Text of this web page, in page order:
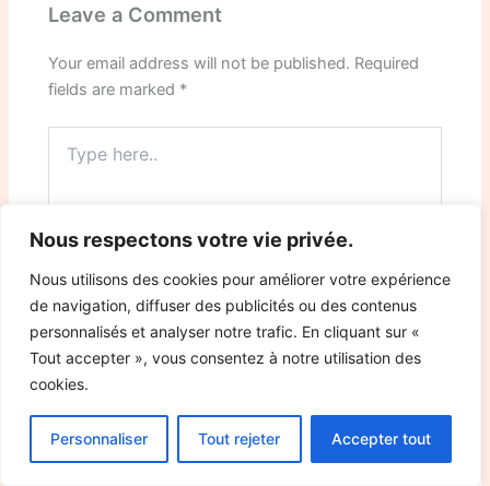
Nous respectons votre vie privée.
Nous utilisons des cookies pour améliorer votre expérience
de navigation, diffuser des publicités ou des contenus
personnalisés et analyser notre trafic. En cliquant sur «
Tout accepter », vous consentez à notre utilisation des
cookies.
Personnaliser Tout rejeter Accepter tout
Leave a Comment
Your email address will not be published. Required
fields are marked *
here..